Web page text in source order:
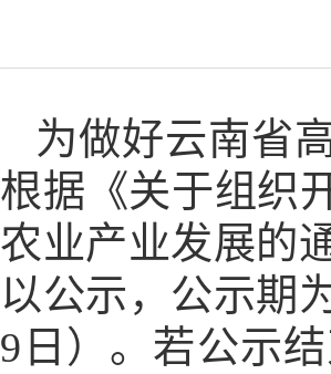
为做好云南省
根据《关于组织
农业产业发展的
以公示，公示期
9日）。若公示